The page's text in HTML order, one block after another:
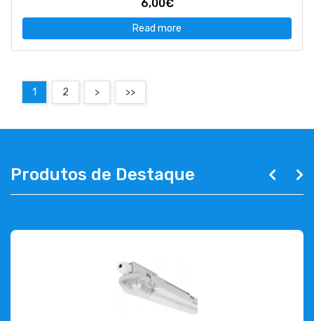
6,00€
Read more
1 2 > >>
Produtos de Destaque